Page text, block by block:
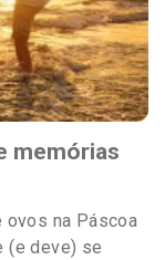
memórias
ovos na Páscoa
(e deve) se